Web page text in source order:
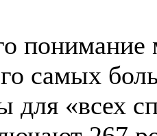
понимание
самых
для «всех